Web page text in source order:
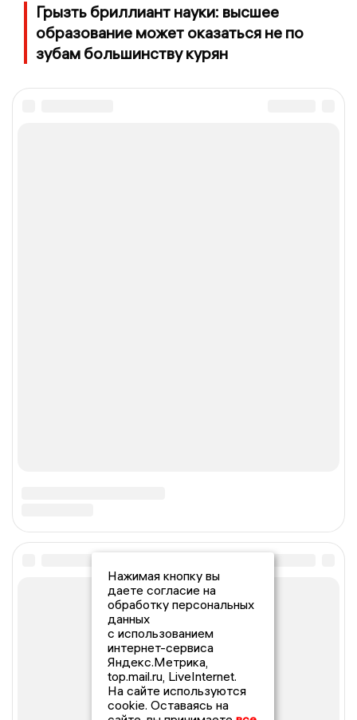
Грызть бриллиант науки: высшее
образование может оказаться не по
зубам большинству курян
Нажимая кнопку вы
даете согласие на
обработку персональных
данных
с использованием
интернет-сервиса
Яндекс.Метрика,
top.mail.ru, LiveInternet.
На сайте используются
cookie. Оставаясь на